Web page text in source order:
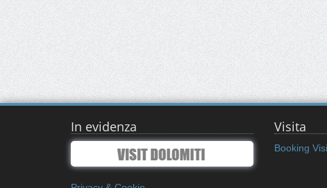
In evidenza Visita
Booking